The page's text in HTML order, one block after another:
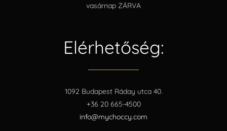
vasárnap ZÁRVA
Elérhetőség:
1092 Budapest Ráday utca 40.
+36 20 665-4500
info@mychoccy.com